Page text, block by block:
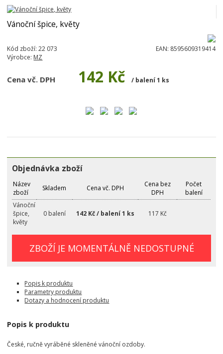
Vánoční špice, květy
Kód zboží: 22 073 EAN: 8595609319414
Výrobce: MZ
Cena vč. DPH 142 Kč / balení 1 ks
Objednávka zboží
Název
zboží
Skladem Cena vč. DPH
Cena bez
DPH
Počet
balení
Vánoční
špice,
květy
0 balení 142 Kč / balení 1 ks 117 Kč
ZBOŽÍ JE MOMENTÁLNĚ NEDOSTUPNÉ
Popis k produktu
Parametry produktu
Dotazy a hodnocení produktu
Popis k produktu
České, ručně vyráběné skleněné vánoční ozdoby.